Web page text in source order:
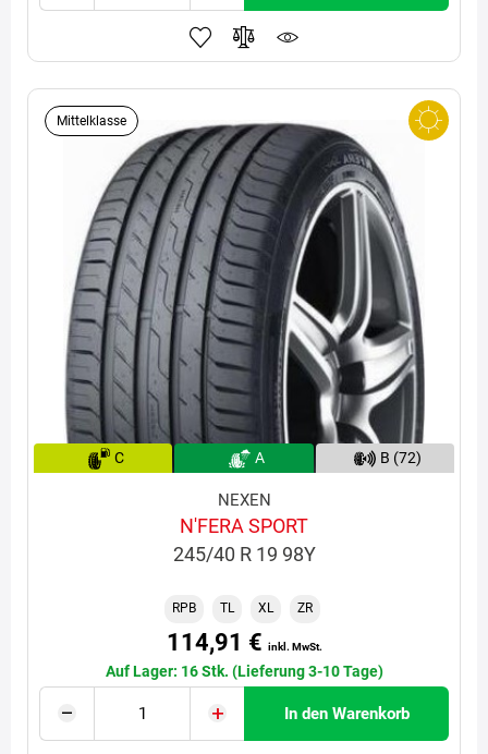
Mittelklasse
C A B (72)
NEXEN
N'FERA SPORT
245/40 R 19 98Y
RPB TL XL ZR
114,91 € inkl. MwSt.
Auf Lager: 16 Stk. (Lieferung 3-10 Tage)
In den Warenkorb